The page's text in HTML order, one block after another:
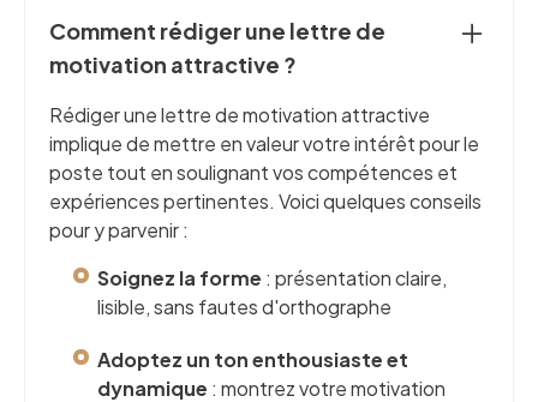
Comment rédiger une lettre de
motivation attractive ?
Rédiger une lettre de motivation attractive
implique de mettre en valeur votre intérêt pour le
poste tout en soulignant vos compétences et
expériences pertinentes. Voici quelques conseils
pour y parvenir :
Soignez la forme : présentation claire,
lisible, sans fautes d'orthographe
Adoptez un ton enthousiaste et
dynamique : montrez votre motivation